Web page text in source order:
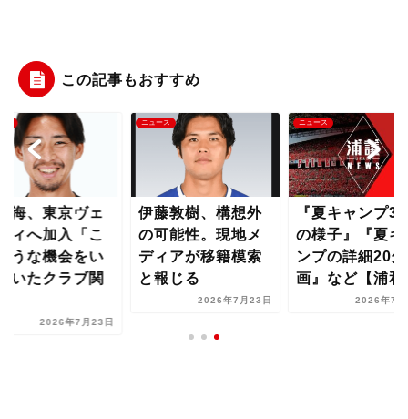
この記事もおすすめ
海、東京ヴェ
ィへ加入「こ
うな機会をい
いたクラブ関
2026年7月23日
ニュース
伊藤敦樹、構想外
の可能性。現地メ
ディアが移籍模索
と報じる
2026年7月23日
ニュース
『夏キャンプ3
の様子』『夏キ
ンプの詳細20
画』など【浦和
2026年7